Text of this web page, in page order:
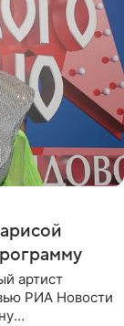
артист
РИА Новости